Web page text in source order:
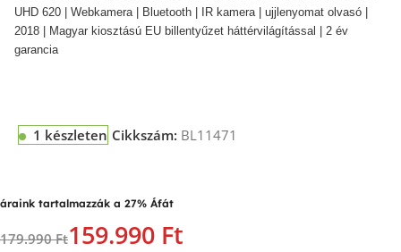
UHD 620 | Webkamera | Bluetooth | IR kamera | ujjlenyomat olvasó |
2018 | Magyar kiosztású EU billentyűzet háttérvilágítással | 2 év
garancia
1 készleten Cikkszám: BL11471
áraink tartalmazzák a 27% Áfát
179.990 Ft159.990 Ft